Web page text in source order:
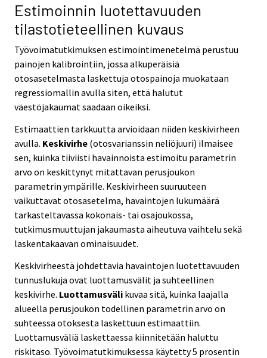
Estimoinnin luotettavuuden
tilastotieteellinen kuvaus
Työvoimatutkimuksen estimointimenetelmä perustuu
painojen kalibrointiin, jossa alkuperäisiä
otosasetelmasta laskettuja otospainoja muokataan
regressiomallin avulla siten, että halutut
väestöjakaumat saadaan oikeiksi.
Estimaattien tarkkuutta arvioidaan niiden keskivirheen
avulla. Keskivirhe (otosvarianssin neliöjuuri) ilmaisee
sen, kuinka tiiviisti havainnoista estimoitu parametrin
arvo on keskittynyt mitattavan perusjoukon
parametrin ympärille. Keskivirheen suuruuteen
vaikuttavat otosasetelma, havaintojen lukumäärä
tarkasteltavassa kokonais- tai osajoukossa,
tutkimusmuuttujan jakaumasta aiheutuva vaihtelu sekä
laskentakaavan ominaisuudet.
Keskivirheestä johdettavia havaintojen luotettavuuden
tunnuslukuja ovat luottamusvälit ja suhteellinen
keskivirhe. Luottamusväli kuvaa sitä, kuinka laajalla
alueella perusjoukon todellinen parametrin arvo on
suhteessa otoksesta laskettuun estimaattiin.
Luottamusväliä laskettaessa kiinnitetään haluttu
riskitaso. Työvoimatutkimuksessa käytetty 5 prosentin